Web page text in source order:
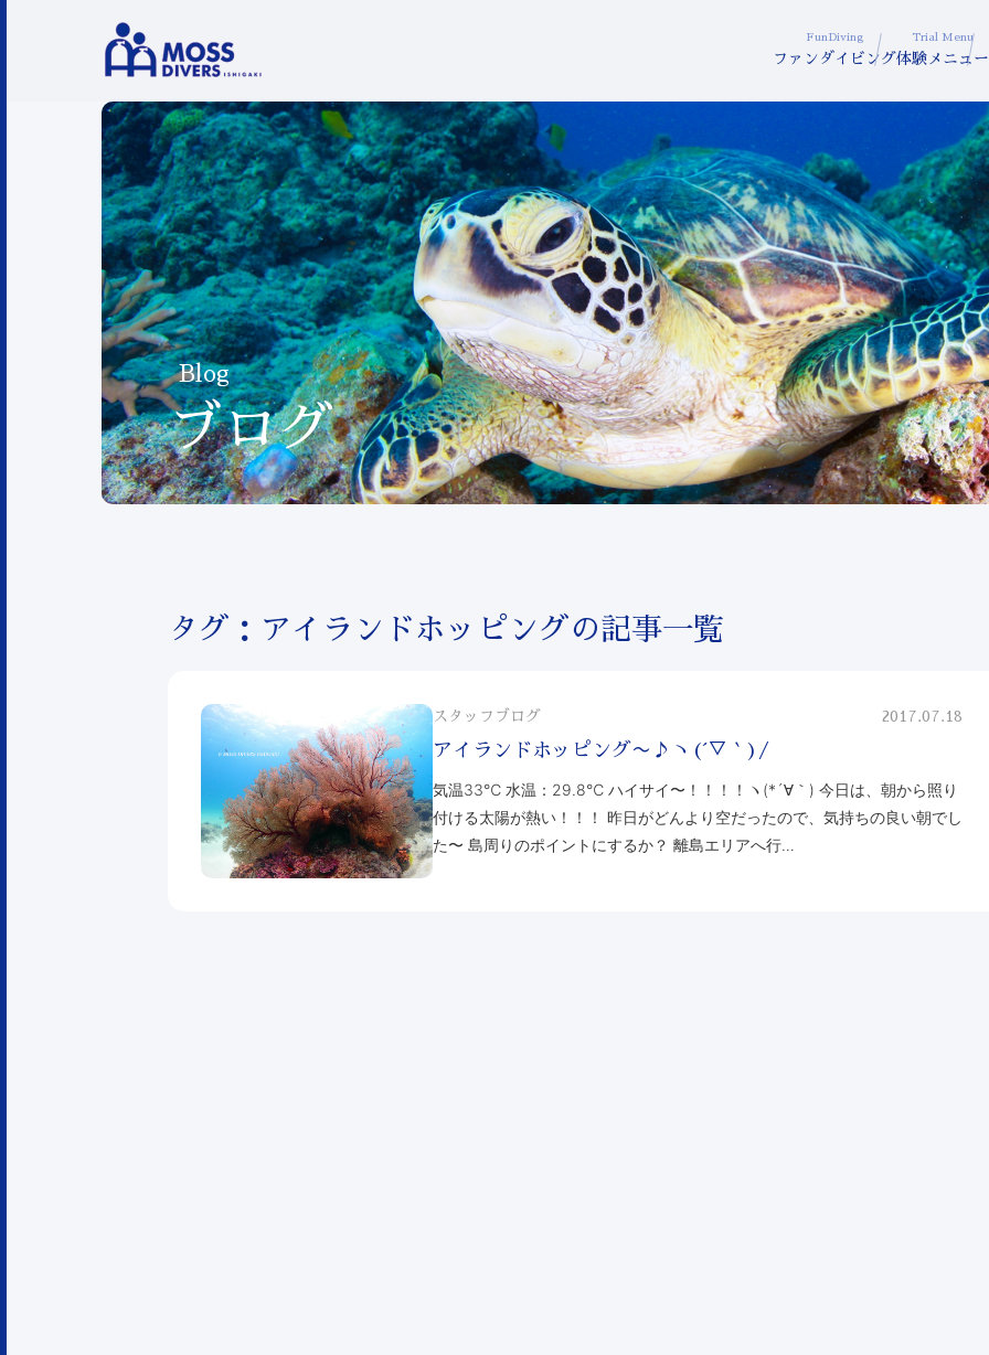
FunDiving
ファンダイビング
Trial Menu
体験メニュー
Blog
ブログ
タグ：アイランドホッピングの記事一覧
スタッフブログ 2017.07.18
アイランドホッピング〜♪ヽ(´▽｀)/
気温33℃ 水温：29.8℃ ハイサイ〜！！！！ヽ(*´∀｀) 今日は、朝から照り
付ける太陽が熱い！！！ 昨日がどんより空だったので、気持ちの良い朝でし
た〜 島周りのポイントにするか？ 離島エリアへ行…